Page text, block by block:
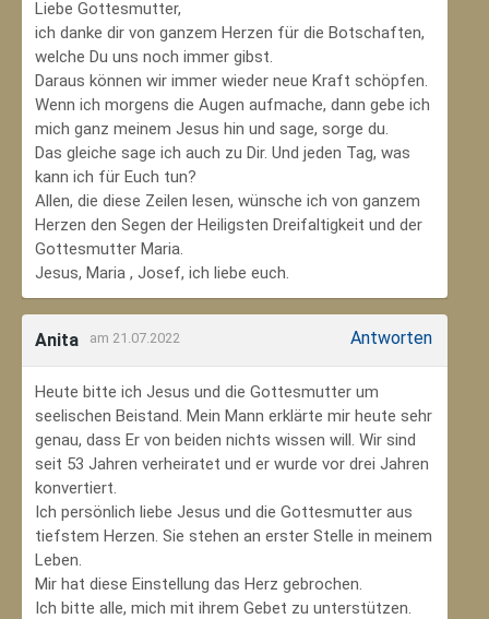
Liebe Gottesmutter,
ich danke dir von ganzem Herzen für die Botschaften,
welche Du uns noch immer gibst.
Daraus können wir immer wieder neue Kraft schöpfen.
Wenn ich morgens die Augen aufmache, dann gebe ich
mich ganz meinem Jesus hin und sage, sorge du.
Das gleiche sage ich auch zu Dir. Und jeden Tag, was
kann ich für Euch tun?
Allen, die diese Zeilen lesen, wünsche ich von ganzem
Herzen den Segen der Heiligsten Dreifaltigkeit und der
Gottesmutter Maria.
Jesus, Maria , Josef, ich liebe euch.
Anita am 21.07.2022 Antworten
Heute bitte ich Jesus und die Gottesmutter um
seelischen Beistand. Mein Mann erklärte mir heute sehr
genau, dass Er von beiden nichts wissen will. Wir sind
seit 53 Jahren verheiratet und er wurde vor drei Jahren
konvertiert.
Ich persönlich liebe Jesus und die Gottesmutter aus
tiefstem Herzen. Sie stehen an erster Stelle in meinem
Leben.
Mir hat diese Einstellung das Herz gebrochen.
Ich bitte alle, mich mit ihrem Gebet zu unterstützen.